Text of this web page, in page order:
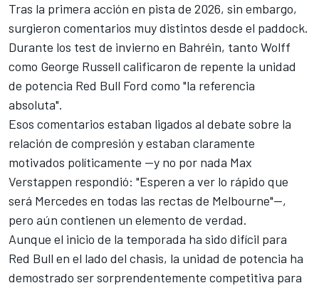
Tras la primera acción en pista de 2026, sin embargo,
surgieron comentarios muy distintos desde el paddock.
Durante los test de invierno en Bahréin, tanto Wolff
como George Russell calificaron de repente la unidad
de potencia Red Bull Ford como "la referencia
absoluta".
Esos comentarios estaban ligados al debate sobre la
relación de compresión y estaban claramente
motivados políticamente —y no por nada Max
Verstappen respondió: "Esperen a ver lo rápido que
será Mercedes en todas las rectas de Melbourne"—,
pero aún contienen un elemento de verdad.
Aunque el inicio de la temporada ha sido difícil para
Red Bull en el lado del chasis, la unidad de potencia ha
demostrado ser sorprendentemente competitiva para